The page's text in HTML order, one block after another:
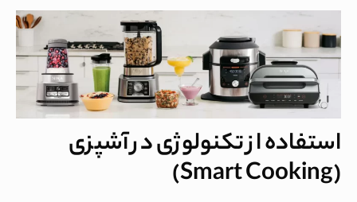
استفاده از تکنولوژی در آشپزی
(Smart Cooking)